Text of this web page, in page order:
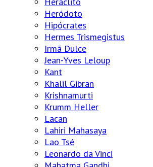
Heródoto
Hipócrates
Hermes Trismegistus
Irmã Dulce
Jean-Yves Leloup
Kant
Khalil Gibran
Krishnamurti
Krumm Heller
Lacan
Lahiri Mahasaya
Lao Tsé
Leonardo da Vinci